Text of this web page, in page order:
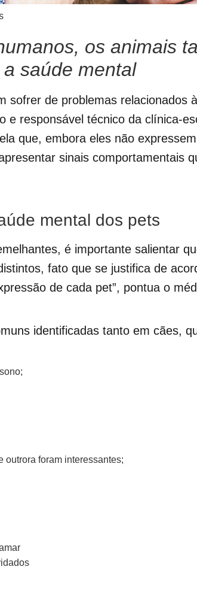
os animais
saúde mental
sofrer de problemas relacionados
e responsável técnico da clínica-
que, embora eles não
sinais comportamentais
mental dos pets
é importante salientar
fato que se justifica de
de cada pet”, pontua o
identificadas tanto em cães,
outrora foram interessantes;